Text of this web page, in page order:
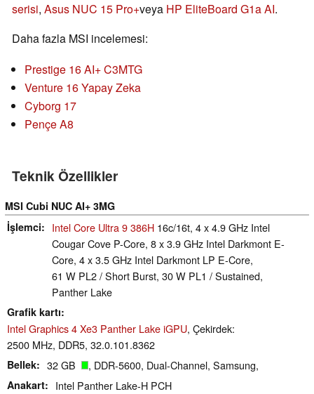
serisi, Asus NUC 15 Pro+veya HP EliteBoard G1a AI.
Daha fazla MSI incelemesi:
Prestige 16 AI+ C3MTG
Venture 16 Yapay Zeka
Cyborg 17
Pençe A8
Teknik Özellikler
MSI Cubi NUC AI+ 3MG
İşlemci
Intel Core Ultra 9 386H 16c/16t, 4 x 4.9 GHz Intel
Cougar Cove P-Core, 8 x 3.9 GHz Intel Darkmont E-
Core, 4 x 3.5 GHz Intel Darkmont LP E-Core,
61 W PL2 / Short Burst, 30 W PL1 / Sustained,
Panther Lake
Grafik kartı
Intel Graphics 4 Xe3 Panther Lake iGPU, Çekirdek:
2500 MHz, DDR5, 32.0.101.8362
Bellek 32 GB , DDR-5600, Dual-Channel, Samsung,
Anakart Intel Panther Lake-H PCH